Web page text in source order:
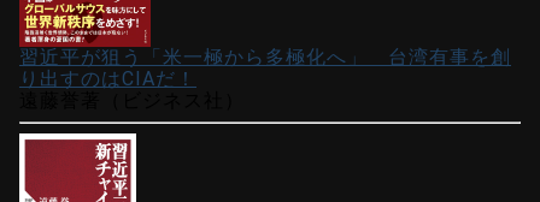
習近平が狙う「米一極から多極化へ」 台湾有事を創
り出すのはCIAだ！